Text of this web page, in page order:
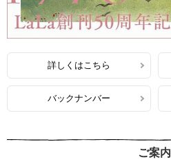
詳しくはこちら
バックナンバー
ご案内